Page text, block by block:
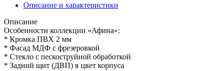
Описание и характеристики
Описание
Особенности коллекции «Афина»:
* Кромка ПВХ 2 мм
* Фасад МДФ с фрезеровкой
* Стекло с пескоструйной обработкой
* Задний щит (ДВП) в цвет корпуса